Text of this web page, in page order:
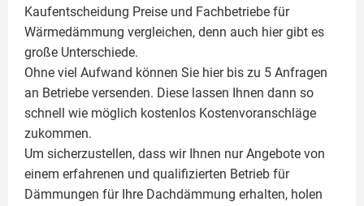
Kaufentscheidung Preise und Fachbetriebe für
Wärmedämmung vergleichen, denn auch hier gibt es
große Unterschiede.
Ohne viel Aufwand können Sie hier bis zu 5 Anfragen
an Betriebe versenden. Diese lassen Ihnen dann so
schnell wie möglich kostenlos Kostenvoranschläge
zukommen.
Um sicherzustellen, dass wir Ihnen nur Angebote von
einem erfahrenen und qualifizierten Betrieb für
Dämmungen für Ihre Dachdämmung erhalten, holen